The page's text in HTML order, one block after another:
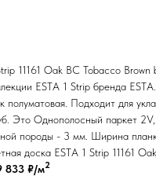
11161 Oak BC Tobacco
ESTA 1 Strip бренда
Подходит для
Это Однополосный паркет
породы - 3 мм. Ширина
доска ESTA 1 Strip 11161
833 ₽/м2